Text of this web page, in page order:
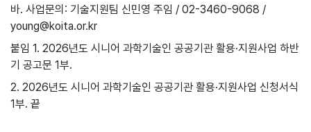
바. 사업문의: 기술지원팀 신민영 주임 / 02-3460-9068 /
young@koita.or.kr
붙임 1. 2026년도 시니어 과학기술인 공공기관 활용·지원사업 하반
기 공고문 1부.
2. 2026년도 시니어 과학기술인 공공기관 활용·지원사업 신청서식
1부. 끝